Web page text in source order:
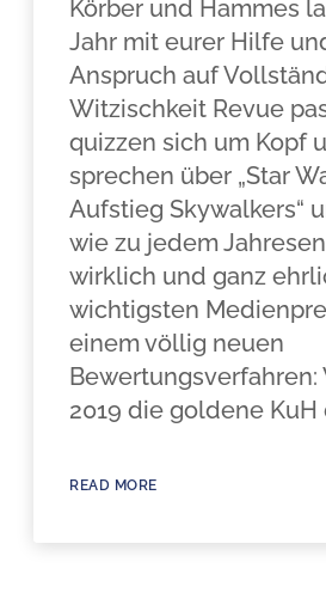
Körber und Hammes
Jahr mit eurer Hilfe
Anspruch auf
Witzischkeit Revue
quizzen sich um Kopf
sprechen über „Star
Aufstieg Skywalkers“
wie zu jedem
wirklich und ganz
wichtigsten
einem völlig neuen
2019 die goldene KuH
READ MORE